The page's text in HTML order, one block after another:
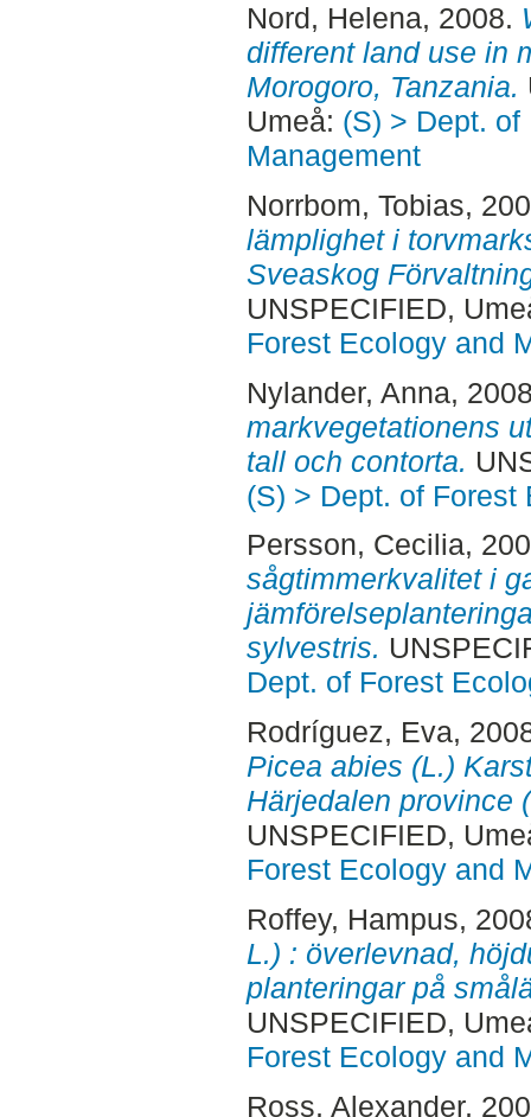
Nord, Helena, 2008.
different land use in
Morogoro, Tanzania.
Umeå: (S) > Dept.
Management
Norrbom, Tobias,
lämplighet i
Sveaskog
UNSPECIFIED,
Forest Ecology and
Nylander, Anna,
markvegetationens
tall och contorta.
(S) > Dept. of Forest
Persson, Cecilia,
sågtimmerkvalitet i
sylvestris.
Dept. of Forest
Rodríguez, Eva,
Picea abies (L.)
Härjedalen province
UNSPECIFIED,
Forest Ecology and
Roffey, Hampus,
L.) : överlevnad,
planteringar på
UNSPECIFIED,
Forest Ecology and
Ross, Alexander,